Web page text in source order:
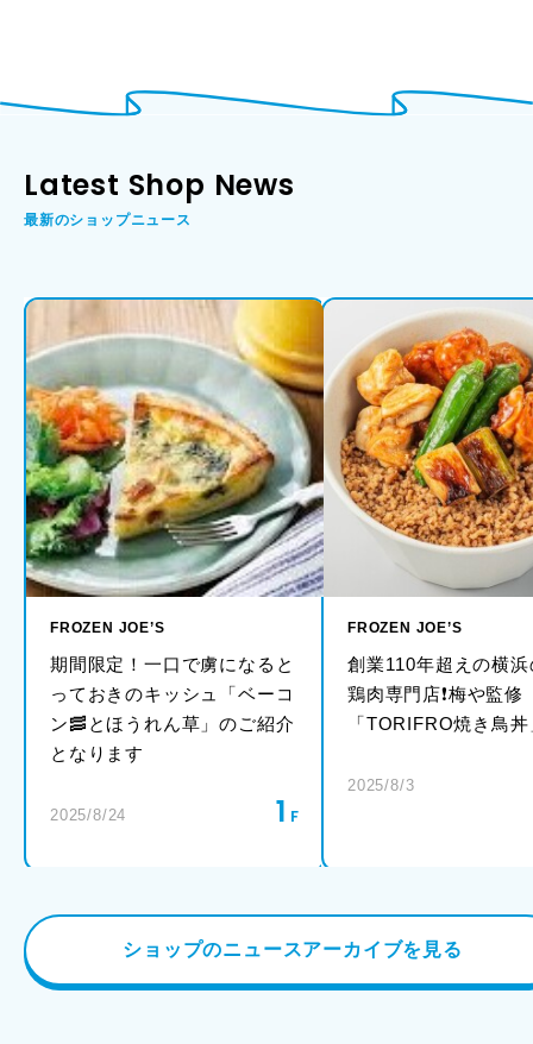
Latest Shop News
最新のショップニュース
FROZEN JOE’S
期間限定！一口で虜になると
っておきのキッシュ「ベーコ
ン🥓とほうれん草」のご紹介
となります
2025/8/24 1
FROZEN JOE’S
創業110年超えの横
鶏肉専門店❗️梅や監修
「TORIFRO焼き鳥丼
2025/8/3
ショップのニュースアーカイブを見る